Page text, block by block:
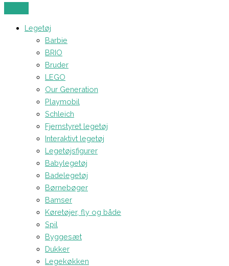
Legetøj
Barbie
BRIO
Bruder
LEGO
Our Generation
Playmobil
Schleich
Fjernstyret legetøj
Interaktivt legetøj
Legetøjsfigurer
Babylegetøj
Badelegetøj
Børnebøger
Bamser
Køretøjer, fly og både
Spil
Byggesæt
Dukker
Legekøkken